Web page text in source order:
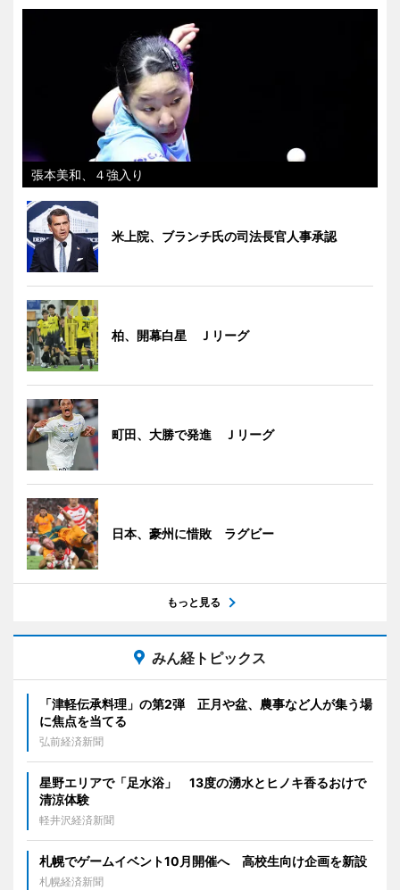
張本美和、４強入り
米上院、ブランチ氏の司法長官人事承認
柏、開幕白星 Ｊリーグ
町田、大勝で発進 Ｊリーグ
日本、豪州に惜敗 ラグビー
もっと見る
みん経トピックス
「津軽伝承料理」の第2弾 正月や盆、農事など人が集う場
に焦点を当てる
弘前経済新聞
星野エリアで「足水浴」 13度の湧水とヒノキ香るおけで
清涼体験
軽井沢経済新聞
札幌でゲームイベント10月開催へ 高校生向け企画を新設
札幌経済新聞